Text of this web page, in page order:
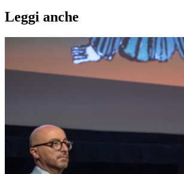
Leggi anche